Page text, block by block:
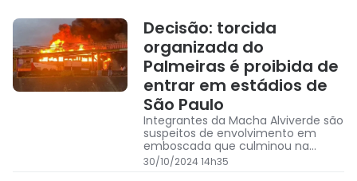
Decisão: torcida
organizada do
Palmeiras é proibida de
entrar em estádios de
São Paulo
Integrantes da Macha Alviverde são
suspeitos de envolvimento em
emboscada que culminou na
morte de torcedor cruzeirense no
final de semana
30/10/2024 14h35